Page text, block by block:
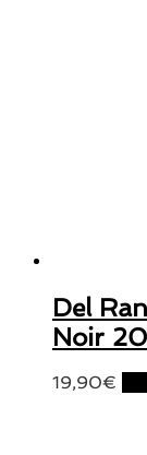
Del
Noir
19,90€